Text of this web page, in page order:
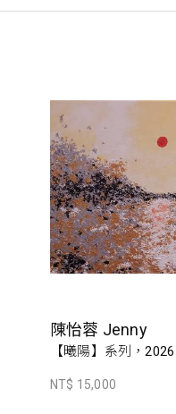
陳怡蓉 Jenny
【曦陽】系列，2026
NT$ 15,000